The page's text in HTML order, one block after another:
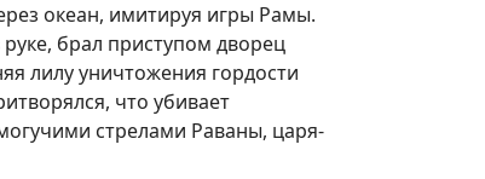
океан, имитируя игры Рамы.
брал приступом дворец
лилу уничтожения гордости
что убивает
стрелами Раваны, царя-